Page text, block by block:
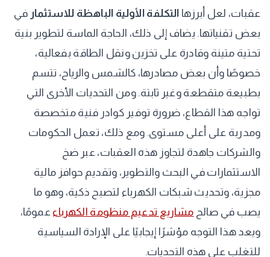
عقبات، لعل أبرزها التكلفة الأولية الباهظة للاستثمار في
بعض تقنياتها. يضاف إلى ذلك، الحاجة الماسة لتطوير بنية
تحتية متينة وقادرة على تخزين ونقل الطاقة بفعالية،
خصوصًا وأن بعض مصادرها، كالشمس والرياح، تتسم
بطبيعة متقطعة وغير ثابتة. ومن التحديات الأخرى التي
تواجه هذا القطاع، ضرورة توفير كوادر فنية متخصصة
ومدربة على أعلى مستوى. ومع ذلك، تعمل الحكومات
والشركات جاهدة لتجاوز هذه العقبات، عبر ضخ
الاستثمارات في البحث والتطوير، وتقديم حوافز مالية
مجزية، وتحديث شبكات الكهرباء لتصبح ذكية، وهو ما
يصب في صالح مشاريع تدعيم منظومة الكهرباء عمومًا،
ويعد هذا التوجه مؤشرًا إيجابيًا على الإرادة السياسية
للتغلب على هذه التحديات.